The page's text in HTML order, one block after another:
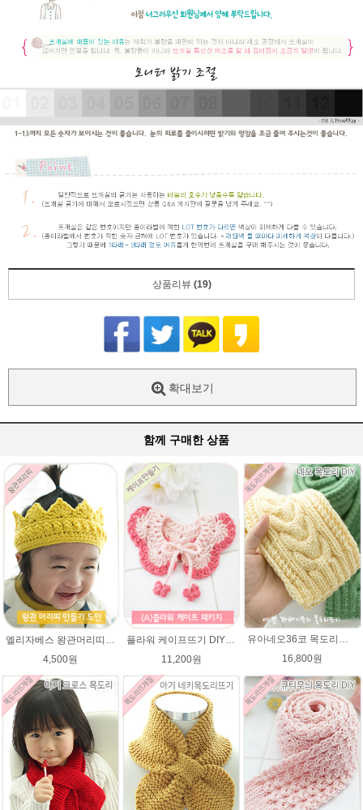
상품리뷰 (19)
확대보기
함께 구매한 상품
엘리자베스 왕관머리띠★45울라인 태교뜨개질 손뜨개
4,500원
플라워 케이프뜨기 DIY패키지 ★에이미울 뜨개실2타래+무료도안) / 손뜨개케이프 / 베이비 케이프 / 아기 케이프
11,200원
유아네오36코 목도리뜨기★에이미울/유아목도리/아기목도리뜨개질
16,800원